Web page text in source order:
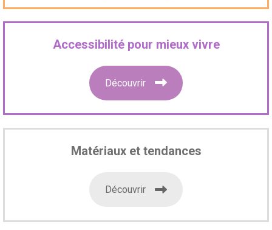
Accessibilité pour mieux vivre
Découvrir
Matériaux et tendances
Découvrir